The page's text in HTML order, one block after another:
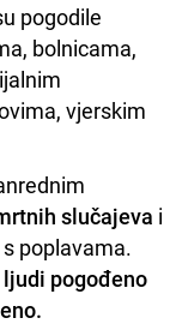
pogodile
bolnicama,
vjerskim
slučajeva i
poplavama.
pogođeno